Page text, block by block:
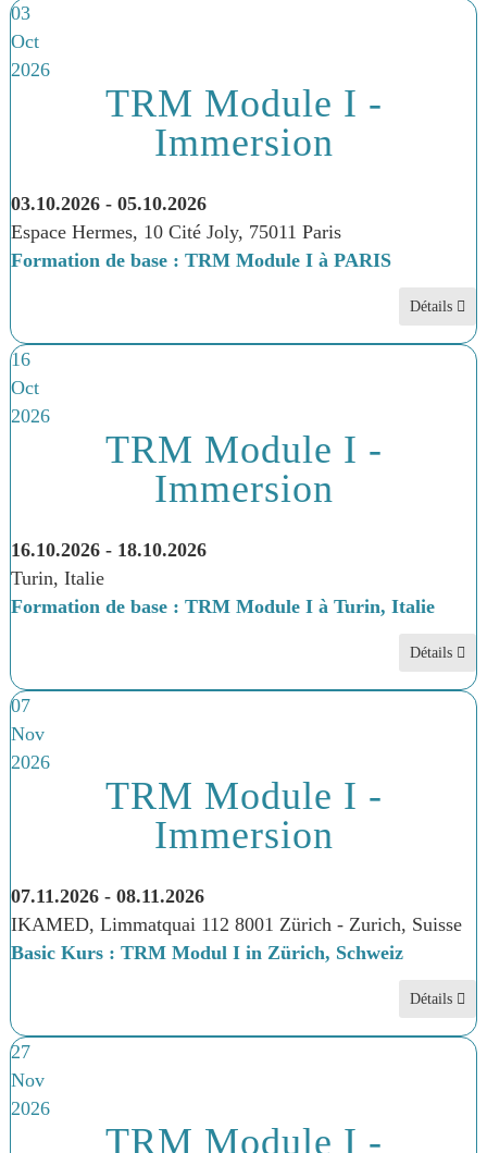
03
Oct
2026
TRM Module I -
Immersion
03.10.2026- 05.10.2026
Espace Hermes, 10 Cité Joly, 75011 Paris
Formation de base : TRM Module I à PARIS
Détails
16
Oct
2026
TRM Module I -
Immersion
16.10.2026- 18.10.2026
Turin, Italie
Formation de base : TRM Module I à Turin, Italie
Détails
07
Nov
2026
TRM Module I -
Immersion
07.11.2026- 08.11.2026
IKAMED, Limmatquai 112 8001 Zürich - Zurich, Suisse
Basic Kurs : TRM Modul I in Zürich, Schweiz
Détails
27
Nov
2026
TRM Module I -